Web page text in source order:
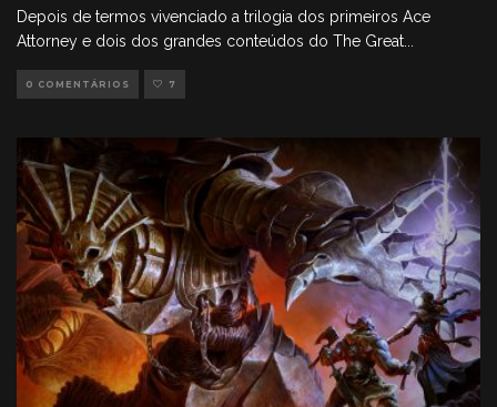
Depois de termos vivenciado a trilogia dos primeiros Ace
Attorney e dois dos grandes conteúdos do The Great
0 COMENTÁRIOS 7